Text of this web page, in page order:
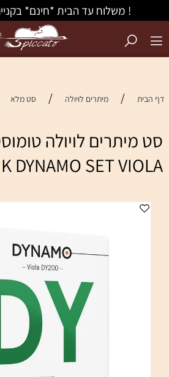
! משלוח עד הבית *חינם* בקנייה
דף הבית / מיתרים לויולה / סט מלא
סט מיתרים לויולה
DYNAMO SET VIOLA